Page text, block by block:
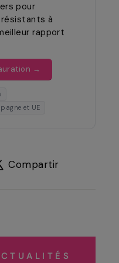
pour
à
rapport
→
et UE
Compartir